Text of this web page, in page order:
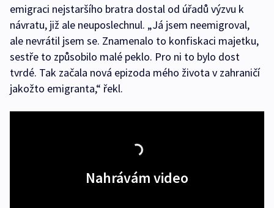
emigraci nejstaršího bratra dostal od úřadů výzvu k
návratu, již ale neuposlechnul. „Já jsem neemigroval,
ale nevrátil jsem se. Znamenalo to konfiskaci majetku,
sestře to způsobilo malé peklo. Pro ni to bylo dost
tvrdé. Tak začala nová epizoda mého života v zahraničí
jakožto emigranta,“ řekl.
Nahrávám video